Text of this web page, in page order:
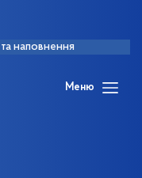
наповнення
Меню